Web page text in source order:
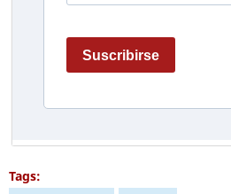
Tags: